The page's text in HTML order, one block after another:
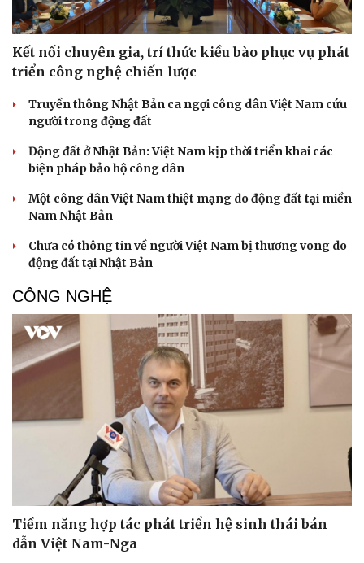
Kết nối chuyên gia, trí thức kiều bào phục vụ phát
triển công nghệ chiến lược
Truyền thông Nhật Bản ca ngợi công dân Việt Nam cứu
người trong động đất
Động đất ở Nhật Bản: Việt Nam kịp thời triển khai các
biện pháp bảo hộ công dân
Một công dân Việt Nam thiệt mạng do động đất tại miền
Nam Nhật Bản
Chưa có thông tin về người Việt Nam bị thương vong do
động đất tại Nhật Bản
CÔNG NGHỆ
Tiềm năng hợp tác phát triển hệ sinh thái bán
dẫn Việt Nam-Nga